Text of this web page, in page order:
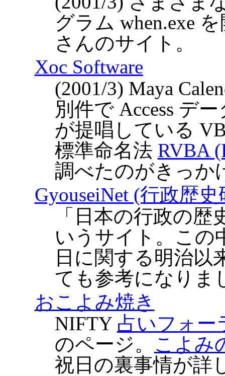
グラム when.exe
さんのサイト。
Xoc Software
(2001/3) Maya
別件で Access デ
が提唱している
標準命名法 RVBA
調べたのがきっか
GyouseiNet (行政歴
「日本の行政の
いうサイト。この
日に関する明治以
ても参考になりま
おこよみ焼き
NIFTY 占いフォー
のページ。
こよみ
祝日の裏事情が詳